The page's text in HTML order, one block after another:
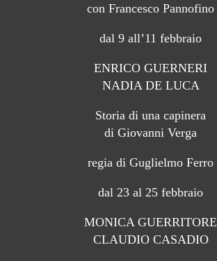
con Francesco Pannofino
dal 9 all’11 febbraio
ENRICO GUERNERI
NADIA DE LUCA
Storia di una capinera
di Giovanni Verga
regia di Guglielmo Ferro
dal 23 al 25 febbraio
MONICA GUERRITORE
CLAUDIO CASADIO